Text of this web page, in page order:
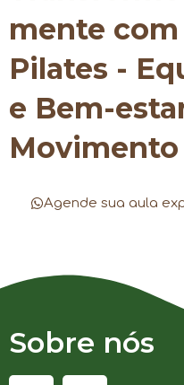
mente
Pilates -
e Bem-
Movimento
Agende sua aula
Sobre nós